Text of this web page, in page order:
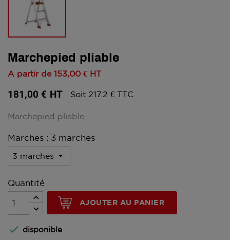
Marchepied pliable
A partir de 153,00 € HT
181,00 € HT Soit 217.2 € TTC
Marchepied pliable
Marches : 3 marches
Quantité
AJOUTER AU PANIER
 disponible